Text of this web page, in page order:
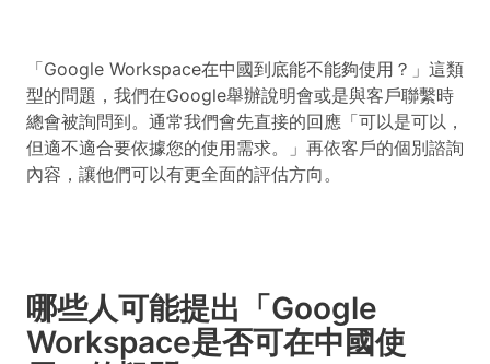
「Google Workspace在中國到底能不能夠使用？」這類
型的問題，我們在Google舉辦說明會或是與客戶聯繫時
總會被詢問到。通常我們會先直接的回應「可以是可以，
但適不適合要依據您的使用需求。」再依客戶的個別諮詢
內容，讓他們可以有更全面的評估方向。
哪些人可能提出「Google
Workspace是否可在中國使